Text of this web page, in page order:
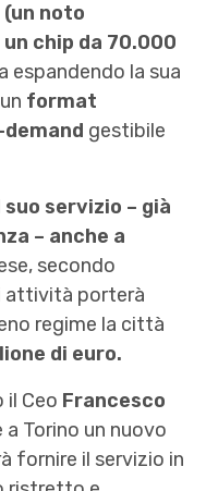
noto
chip da 70.000
espandendo la sua
format
gestibile
servizio – già
– anche a
secondo
attività porterà
regime la città
di euro.
il Ceo Francesco
Torino un nuovo
fornire il servizio in